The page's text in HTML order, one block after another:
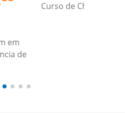
em San Francisco